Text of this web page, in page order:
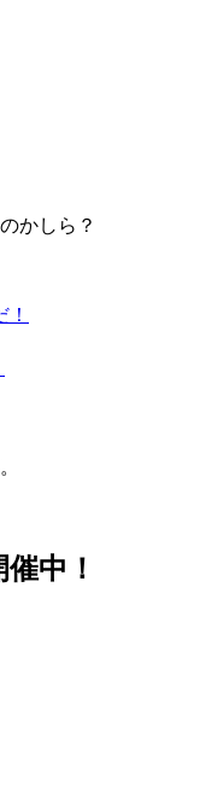
かしら？
中！